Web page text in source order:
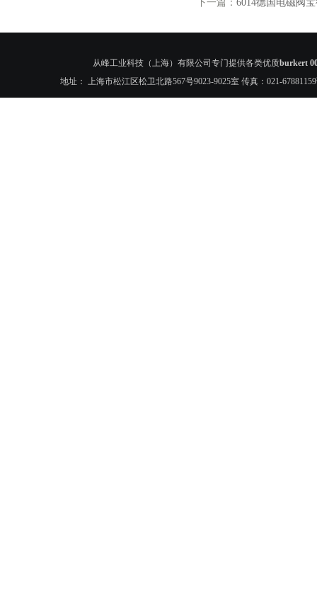
下一篇： 6014德国电磁阀
从峰工业科技（上海）有限公司专门提供各类优质burkert
地址： 上海市松江区松卫北路567号9023-9025室 传真：021-